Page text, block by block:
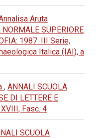
Aruta
SUPERIORE
1987: III Serie,
Italica (IAI), a
, ANNALI SCUOLA
DI LETTERE E
Fasc. 4
SCUOLA